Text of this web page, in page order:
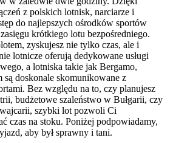
z polskich lotnisk, narciarze i
do najlepszych ośrodków sportów
krótkiego lotu bezpośredniego.
zyskujesz nie tylko czas, ale i
lotnicze oferują dedykowane usługi
a lotniska takie jak Bergamo,
doskonale skomunikowane z
Bez względu na to, czy planujesz
budżetowe szaleństwo w Bułgarii, czy
szybki lot pozwoli Ci
czas na stoku. Poniżej podpowiadamy,
aby był sprawny i tani.